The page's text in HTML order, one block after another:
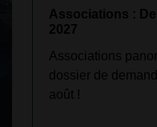
Associations :
2027
Associations
dossier de
août !